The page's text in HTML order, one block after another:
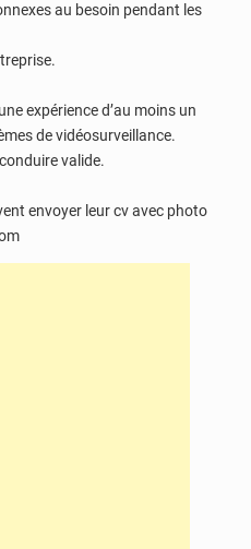
au besoin pendant les
expérience d’au moins un
de vidéosurveillance.
valide.
envoyer leur cv avec photo